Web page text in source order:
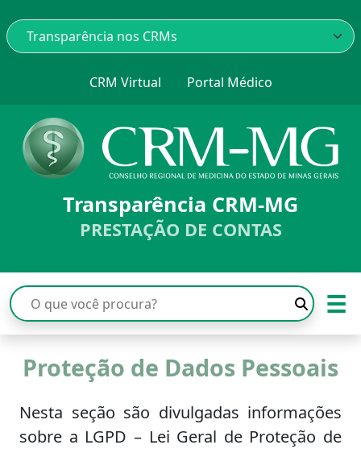
CRM Virtual Portal Médico
Transparência CRM-MG
PRESTAÇÃO DE CONTAS
☰
Proteção de Dados Pessoais
Nesta seção são divulgadas informações
sobre a LGPD – Lei Geral de Proteção de